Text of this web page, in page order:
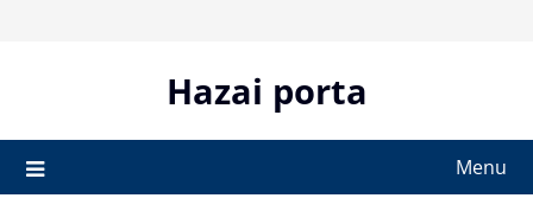
Hazai porta
Menu